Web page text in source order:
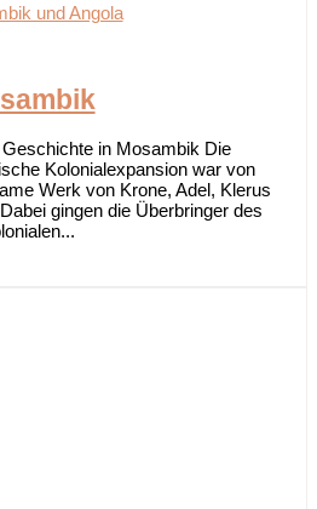
und Angola
in Mosambik Die
Kolonialexpansion war von
Werk von Krone, Adel, Klerus
gingen die Überbringer des